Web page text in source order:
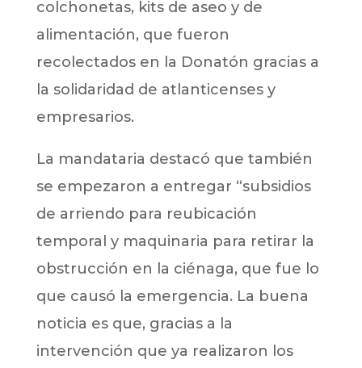
colchonetas, kits de aseo y de
alimentación, que fueron
recolectados en la Donatón gracias a
la solidaridad de atlanticenses y
empresarios.
La mandataria destacó que también
se empezaron a entregar “subsidios
de arriendo para reubicación
temporal y maquinaria para retirar la
obstrucción en la ciénaga, que fue lo
que causó la emergencia. La buena
noticia es que, gracias a la
intervención que ya realizaron los